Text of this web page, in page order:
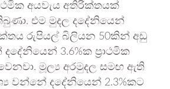
අයවැය අතිරික්තයක්
එම මුදල දදේනියෙන්
රුපියල් බිලියන 50කින් අඩු
3.6%ක ප්‍රාථමික
මූල්‍ය අරමුදල සමඟ ඇති
වන්නේ දදේනියෙන් 2.3%කට